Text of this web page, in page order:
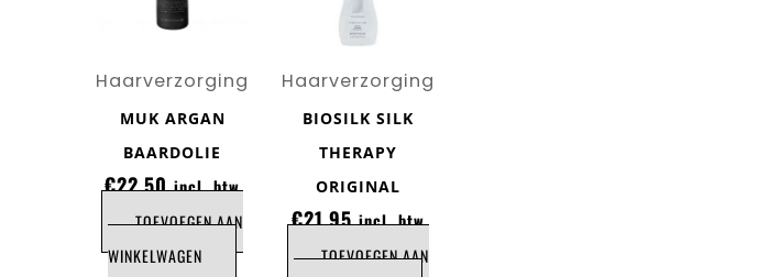
Haarverzorging
MUK ARGAN
BAARDOLIE
€22,50 incl. btw
TOEVOEGEN AAN
WINKELWAGEN
Haarverzorging
BIOSILK SILK
THERAPY
ORIGINAL
€21,95 incl. btw
TOEVOEGEN AAN